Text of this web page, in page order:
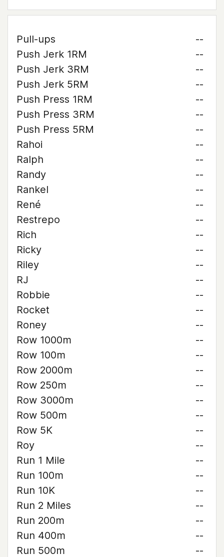
Pull-ups
--
Push Jerk 1RM
--
Push Jerk 3RM
--
Push Jerk 5RM
--
Push Press 1RM
--
Push Press 3RM
--
Push Press 5RM
--
Rahoi
--
Ralph
--
Randy
--
Rankel
--
René
--
Restrepo
--
Rich
--
Ricky
--
Riley
--
RJ
--
Robbie
--
Rocket
--
Roney
--
Row 1000m
--
Row 100m
--
Row 2000m
--
Row 250m
--
Row 3000m
--
Row 500m
--
Row 5K
--
Roy
--
Run 1 Mile
--
Run 100m
--
Run 10K
--
Run 2 Miles
--
Run 200m
--
Run 400m
--
Run 500m
--